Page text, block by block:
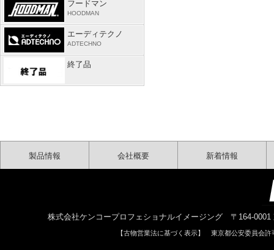
フードマン
HOODMAN
エーディテクノ
ADTECHNO
終了品
製品情報 会社概要 新着情報
株式会社ケンコープロフェショナルイメージング 〒164-
【古物営業法に基づく表示】 東京都公安委員会